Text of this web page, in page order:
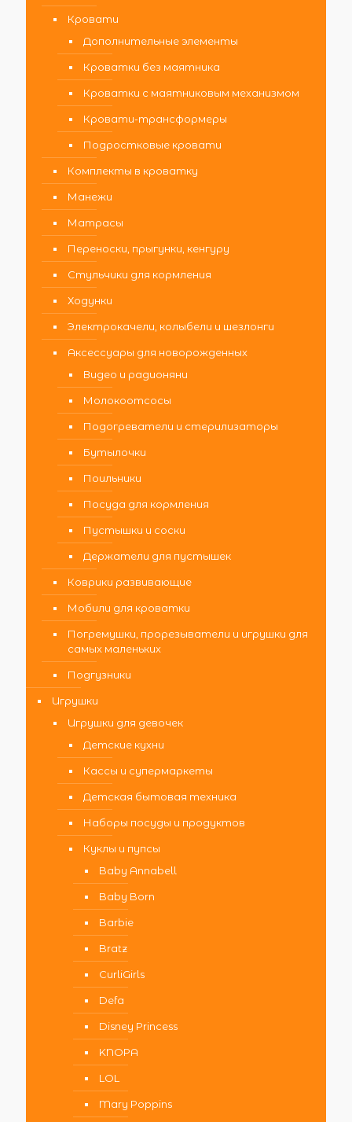
Кровати
Дополнительные элементы
Кроватки без маятника
Кроватки с маятниковым механизмом
Кровати-трансформеры
Подростковые кровати
Комплекты в кроватку
Манежи
Матрасы
Переноски, прыгунки, кенгуру
Стульчики для кормления
Ходунки
Электрокачели, колыбели и шезлонги
Аксессуары для новорожденных
Видео и радионяни
Молокоотсосы
Подогреватели и стерилизаторы
Бутылочки
Поильники
Посуда для кормления
Пустышки и соски
Держатели для пустышек
Коврики развивающие
Мобили для кроватки
Погремушки, прорезыватели и игрушки для
самых маленьких
Подгузники
Игрушки
Игрушки для девочек
Детские кухни
Кассы и супермаркеты
Детская бытовая техника
Наборы посуды и продуктов
Куклы и пупсы
Baby Annabell
Baby Born
Barbie
Bratz
CurliGirls
Defa
Disney Princess
KNOPA
LOL
Mary Poppins